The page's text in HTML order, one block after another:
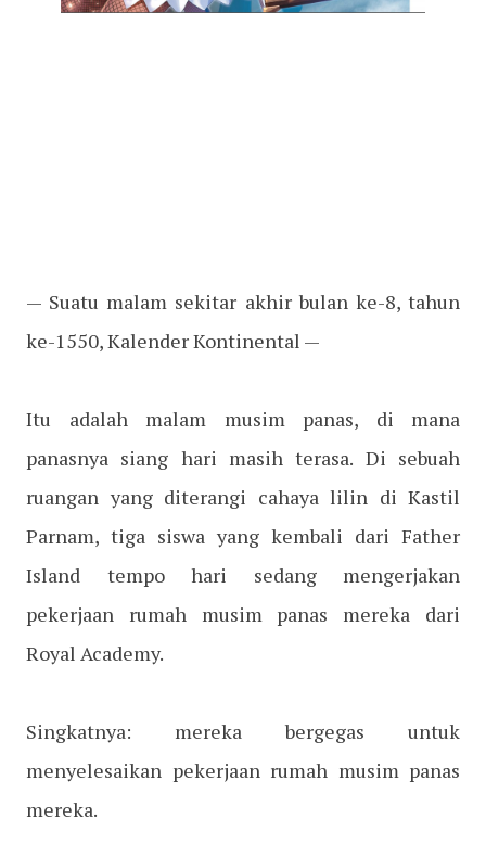
— Suatu malam sekitar akhir bulan ke-8, tahun
ke-1550, Kalender Kontinental —
Itu adalah malam musim panas, di mana
panasnya siang hari masih terasa. Di sebuah
ruangan yang diterangi cahaya lilin di Kastil
Parnam, tiga siswa yang kembali dari Father
Island tempo hari sedang mengerjakan
pekerjaan rumah musim panas mereka dari
Royal Academy.
Singkatnya: mereka bergegas untuk
menyelesaikan pekerjaan rumah musim panas
mereka.